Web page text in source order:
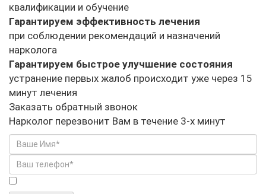
квалификации и обучение
Гарантируем эффективность лечения
при соблюдении рекомендаций и назначений
нарколога
Гарантируем быстрое улучшение состояния
устранение первых жалоб происходит уже через 15
минут лечения
Заказать обратный звонок
Нарколог перезвонит Вам в течение 3-х минут